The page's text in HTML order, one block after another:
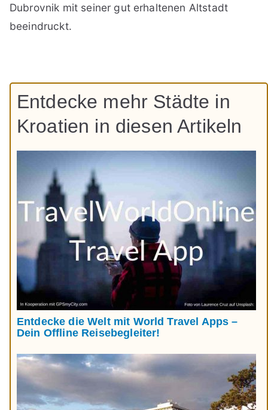
Dubrovnik mit seiner gut erhaltenen Altstadt
beeindruckt.
Entdecke mehr Städte in
Kroatien in diesen Artikeln
Entdecke die Welt mit World Travel Apps –
Dein Offline Reisebegleiter!